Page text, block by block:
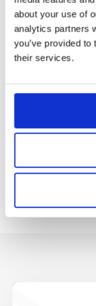
about your use of
analytics partners
you’ve provided
their services.
PYJAMAS
GABBY´S
2900002062
KIDS